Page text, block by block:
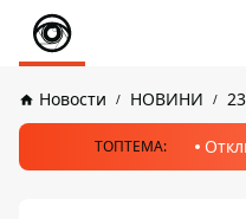
Новости НОВИНИ
ТОПТЕМА: